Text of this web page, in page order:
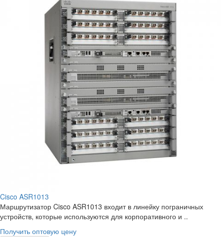
Cisco ASR1013
Маршрутизатор Cisco ASR1013 входит в линейку пограничных
устройств, которые используются для корпоративного и ..
Получить оптовую цену